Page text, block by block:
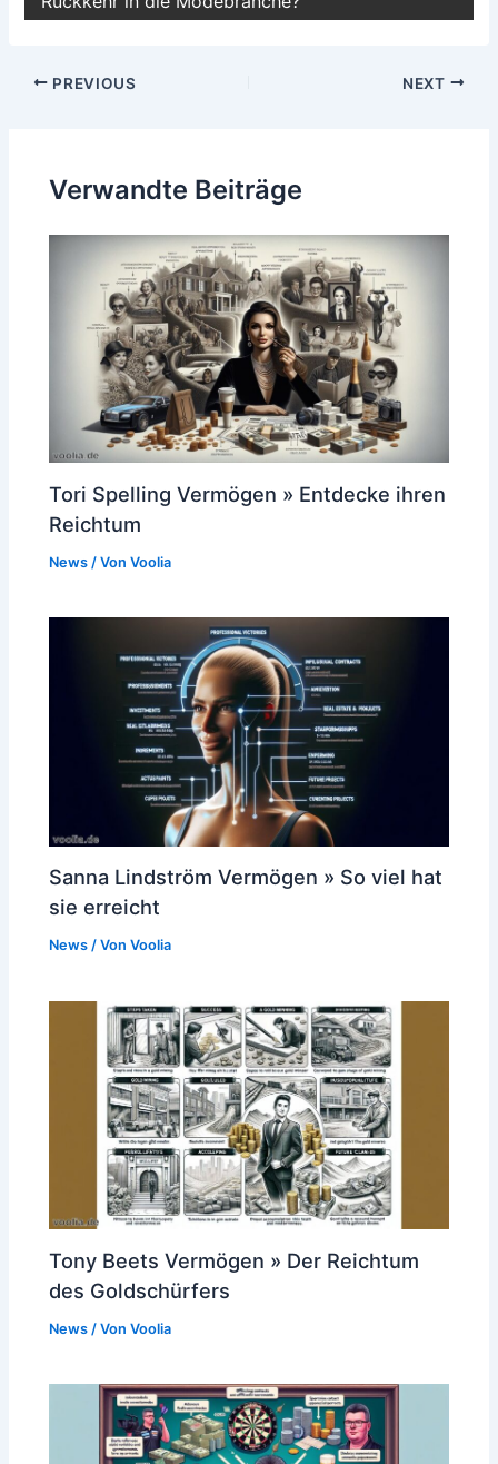
Post
PREVIOUS NEXT
Verwandte Beiträge
Tori Spelling Vermögen » Entdecke ihren
Reichtum
News / VonVoolia
Sanna Lindström Vermögen » So viel hat
sie erreicht
News / VonVoolia
Tony Beets Vermögen » Der Reichtum
des Goldschürfers
News / VonVoolia